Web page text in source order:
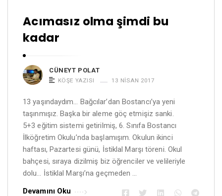
Acımasız olma şimdi bu
kadar
CÜNEYT POLAT
KÖŞE YAZISI 13 NISAN 2017
13 yaşındaydım… Bağcılar’dan Bostancı’ya yeni
taşınmışız. Başka bir aleme göç etmişiz sanki.
5+3 eğitim sistemi getirilmiş, 6. Sınıfa Bostancı
İlköğretim Okulu’nda başlamışım. Okulun ikinci
haftası, Pazartesi günü, İstiklal Marşı töreni. Okul
bahçesi, sıraya dizilmiş biz öğrenciler ve velileriyle
dolu… İstiklal Marşı’na geçmeden …
Devamını Oku